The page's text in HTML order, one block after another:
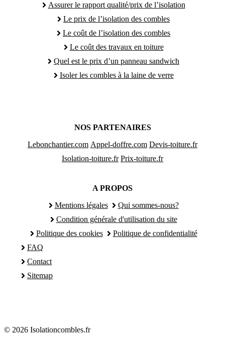
Assurer le rapport qualité/prix de l’isolation
Le prix de l’isolation des combles
Le coût de l’isolation des combles
Le coût des travaux en toiture
Quel est le prix d’un panneau sandwich
Isoler les combles à la laine de verre
NOS PARTENAIRES
Lebonchantier.com Appel-doffre.com Devis-toiture.fr
Isolation-toiture.fr Prix-toiture.fr
A PROPOS
Mentions légales
Qui sommes-nous?
Condition générale d'utilisation du site
Politique des cookies
Politique de confidentialité
FAQ
Contact
Sitemap
© 2026 Isolationcombles.fr